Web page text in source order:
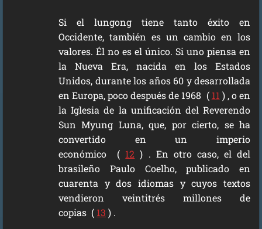
Si el lungong tiene tanto éxito en
Occidente, también es un cambio en los
valores. Él no es el único. Si uno piensa en
la Nueva Era, nacida en los Estados
Unidos, durante los años 60 y desarrollada
en Europa, poco después de 1968 ( 11 ) , o en
la Iglesia de la unificación del Reverendo
Sun Myung Luna, que, por cierto, se ha
convertido en un imperio
económico ( 12 ) . En otro caso, el del
brasileño Paulo Coelho, publicado en
cuarenta y dos idiomas y cuyos textos
vendieron veintitrés millones de
copias ( 13 ) .